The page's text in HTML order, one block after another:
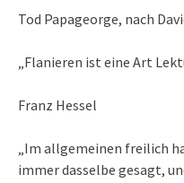
Tod Papageorge, nach
„Flanieren ist eine Art
Franz Hessel
„Im allgemeinen freilich
immer dasselbe gesagt,